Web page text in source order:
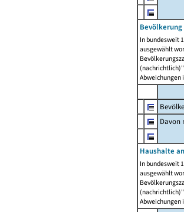
In bundesweit
ausgewählt
Abweichungen
Davon
Haushalte
In bundesweit
ausgewählt
Abweichungen